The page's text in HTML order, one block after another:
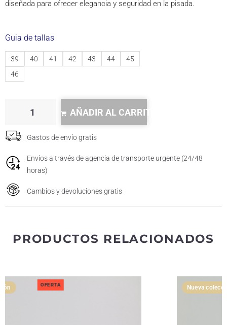
diseñada para ofrecer elegancia y seguridad en la pisada.
Guia de tallas
39 40 41 42 43 44
45
46
AÑADIR AL CARRITO
Gastos de envío gratis
Envíos a través de agencia de transporte urgente (24/48
horas)
Cambios y devoluciones gratis
PRODUCTOS RELACIONADOS